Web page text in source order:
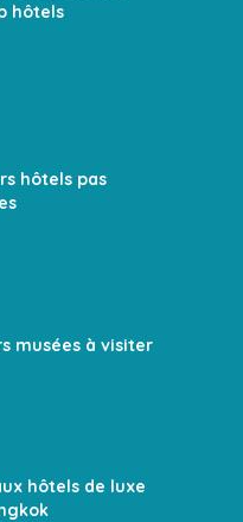
hôtels
hôtels pas
musées à visiter
hôtels de luxe